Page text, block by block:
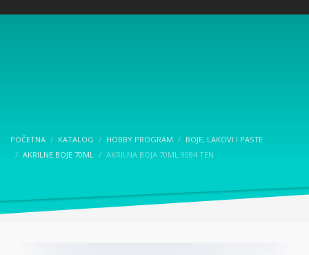
POČETNA KATALOG HOBBY PROGRAM
BOJE, LAKOVI I PASTE
AKRILNE BOJE 70ML
AKRILNA BOJA 70ML 9084 TEN